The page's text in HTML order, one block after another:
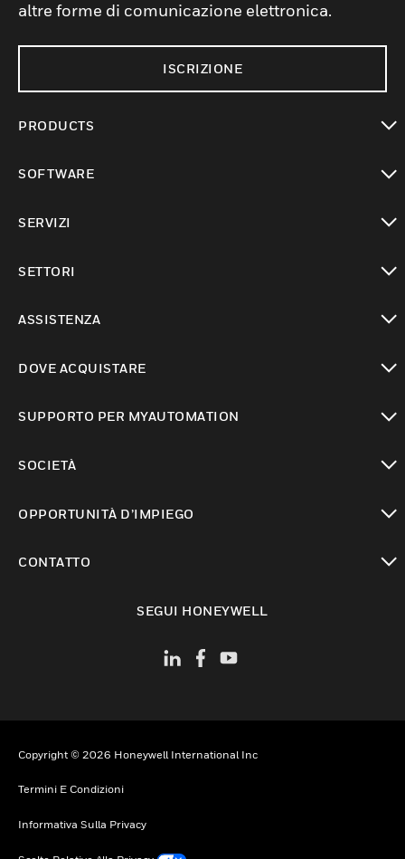
altre forme di comunicazione elettronica.
ISCRIZIONE
PRODUCTS
SOFTWARE
SERVIZI
SETTORI
ASSISTENZA
DOVE ACQUISTARE
SUPPORTO PER MYAUTOMATION
SOCIETÀ
OPPORTUNITÀ D’IMPIEGO
CONTATTO
SEGUI HONEYWELL
Copyright © 2026 Honeywell International Inc
Termini E Condizioni
Informativa Sulla Privacy